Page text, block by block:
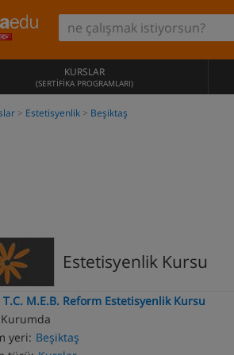
KURSLAR
(SERTIFIKA PROGRAMLARI)
Estetisyenlik Beşiktaş
Estetisyenlik Kursu
T.C. M.E.B. Reform Estetisyenlik Kursu
Kurumda
yeri: Beşiktaş